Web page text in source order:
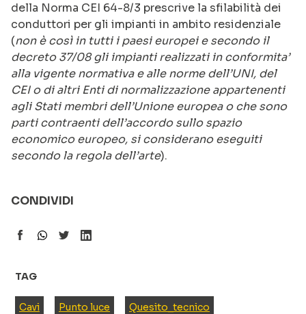
della Norma CEI 64-8/3 prescrive la sfilabilità dei
conduttori per gli impianti in ambito residenziale
(non è così in tutti i paesi europei e secondo il
decreto 37/08 gli impianti realizzati in conformita’
alla vigente normativa e alle norme dell’UNI, del
CEI o di altri Enti di normalizzazione appartenenti
agli Stati membri dell’Unione europea o che sono
parti contraenti dell’accordo sullo spazio
economico europeo, si considerano eseguiti
secondo la regola dell’arte).
CONDIVIDI
TAG
Cavi Punto luce Quesito_tecnico